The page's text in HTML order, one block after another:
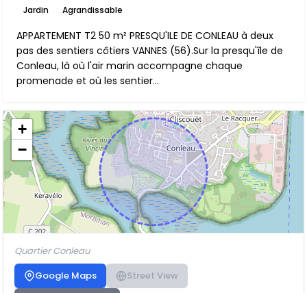
Jardin Agrandissable
APPARTEMENT T2 50 m² PRESQU'ILE DE CONLEAU à deux
pas des sentiers côtiers VANNES (56).Sur la presqu'île de
Conleau, là où l'air marin accompagne chaque
promenade et où les sentier...
+
−
Quartier Conleau
Google Maps
Street View